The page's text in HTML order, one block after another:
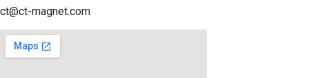
ct@ct-magnet.com